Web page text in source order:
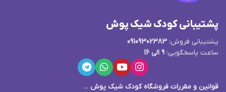
پشتیبانی کودک شیک پوش
پشتیبانی فروش: 09109302383
ساعت پاسخگویی: 9 الی 16
قوانین و مقررات فروشگاه کودک شیک پوش ...